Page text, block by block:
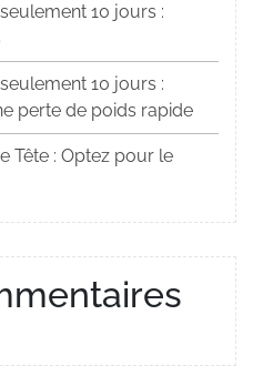
10 jours :
10 jours :
perte de poids rapide
Tête : Optez pour le